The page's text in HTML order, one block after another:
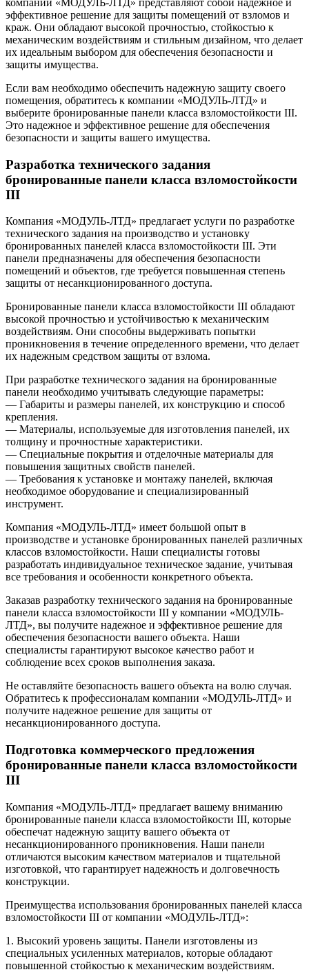
эффективное решение для защиты помещений от взломов и
краж. Они обладают высокой прочностью, стойкостью к
механическим воздействиям и стильным дизайном, что делает
их идеальным выбором для обеспечения безопасности и
защиты имущества.
Если вам необходимо обеспечить надежную защиту своего
помещения, обратитесь к компании «МОДУЛЬ-ЛТД» и
выберите бронированные панели класса взломостойкости III.
Это надежное и эффективное решение для обеспечения
безопасности и защиты вашего имущества.
Разработка технического задания
бронированные панели класса взломостойкости
III
Компания «МОДУЛЬ-ЛТД» предлагает услуги по разработке
технического задания на производство и установку
бронированных панелей класса взломостойкости III. Эти
панели предназначены для обеспечения безопасности
помещений и объектов, где требуется повышенная степень
защиты от несанкционированного доступа.
Бронированные панели класса взломостойкости III обладают
высокой прочностью и устойчивостью к механическим
воздействиям. Они способны выдерживать попытки
проникновения в течение определенного времени, что делает
их надежным средством защиты от взлома.
При разработке технического задания на бронированные
панели необходимо учитывать следующие параметры:
— Габариты и размеры панелей, их конструкцию и способ
крепления.
— Материалы, используемые для изготовления панелей, их
толщину и прочностные характеристики.
— Специальные покрытия и отделочные материалы для
повышения защитных свойств панелей.
— Требования к установке и монтажу панелей, включая
необходимое оборудование и специализированный
инструмент.
Компания «МОДУЛЬ-ЛТД» имеет большой опыт в
производстве и установке бронированных панелей различных
классов взломостойкости. Наши специалисты готовы
разработать индивидуальное техническое задание, учитывая
все требования и особенности конкретного объекта.
Заказав разработку технического задания на бронированные
панели класса взломостойкости III у компании «МОДУЛЬ-
ЛТД», вы получите надежное и эффективное решение для
обеспечения безопасности вашего объекта. Наши
специалисты гарантируют высокое качество работ и
соблюдение всех сроков выполнения заказа.
Не оставляйте безопасность вашего объекта на волю случая.
Обратитесь к профессионалам компании «МОДУЛЬ-ЛТД» и
получите надежное решение для защиты от
несанкционированного доступа.
Подготовка коммерческого предложения
бронированные панели класса взломостойкости
III
Компания «МОДУЛЬ-ЛТД» предлагает вашему вниманию
бронированные панели класса взломостойкости III, которые
обеспечат надежную защиту вашего объекта от
несанкционированного проникновения. Наши панели
отличаются высоким качеством материалов и тщательной
изготовкой, что гарантирует надежность и долговечность
конструкции.
Преимущества использования бронированных панелей класса
взломостойкости III от компании «МОДУЛЬ-ЛТД»:
1. Высокий уровень защиты. Панели изготовлены из
специальных усиленных материалов, которые обладают
повышенной стойкостью к механическим воздействиям.